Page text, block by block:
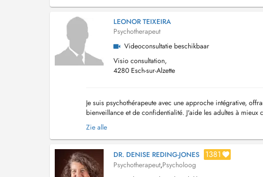
LEONOR TEIXEIRA
Psychotherapeut
Videoconsultatie beschikbaar
Visio consultation,
4280 Esch-sur-Alzette
Je suis psychothérapeute avec une approche intégrative,
bienveillance et de confidentialité. J'aide les adultes à
développer des ressources durables pour retro...
Zie alle
DR. DENISE REDING-JONES 1381
Psychotherapeut,Psycholoog